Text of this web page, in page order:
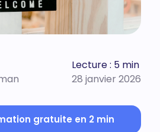
Lecture : 5 min
28 janvier 2026
gratuite en 2 min